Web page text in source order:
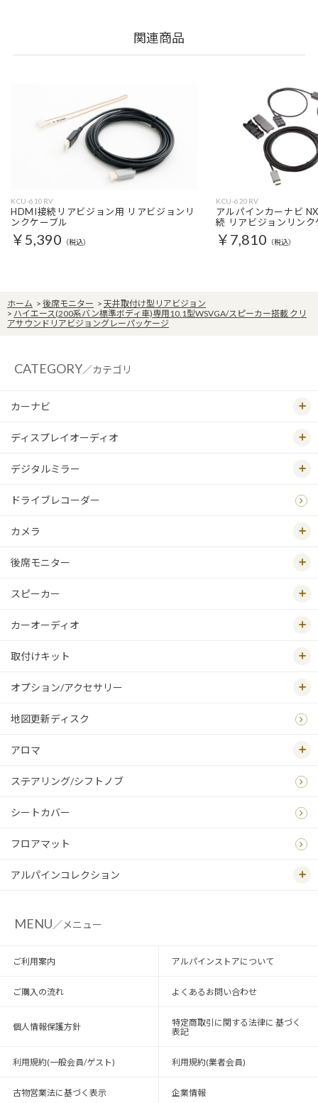
関連商品
KCU-610RV
HDMI接続リアビジョン用 リアビジョンリ
ンクケーブル
￥5,390 （税込）
KCU-620RV
アルパインカーナビ
続 リアビジョンリン
￥7,810 （税込）
ホーム > 後席モニター > 天井取付け型リアビジョン
> ハイエース(200系バン標準ボディ車)専用10.1型WSVGA/スピーカー搭載 クリ
アサウンドリアビジョングレーパッケージ
CATEGORY／カテゴリ
カーナビ
ディスプレイオーディオ
デジタルミラー
ドライブレコーダー
カメラ
後席モニター
スピーカー
カーオーディオ
取付けキット
オプション/アクセサリー
地図更新ディスク
アロマ
ステアリング/シフトノブ
シートカバー
フロアマット
アルパインコレクション
MENU／メニュー
ご利用案内 アルパインストアについて
ご購入の流れ よくあるお問い合わせ
個人情報保護方針
特定商取引に関する法律に 基づく
表記
利用規約(一般会員/ゲスト) 利用規約(業者会員)
古物営業法に基づく表示 企業情報